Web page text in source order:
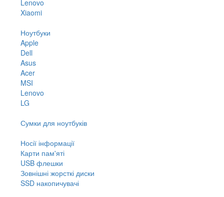
Lenovo
Xiaomi
Ноутбуки
Apple
Dell
Asus
Acer
MSI
Lenovo
LG
Сумки для ноутбуків
Носії інформації
Карти пам'яті
USB флешки
Зовнішні жорсткі диски
SSD накопичувачі